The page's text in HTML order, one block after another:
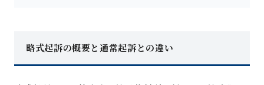
略式起訴の概要と通常起訴との違い